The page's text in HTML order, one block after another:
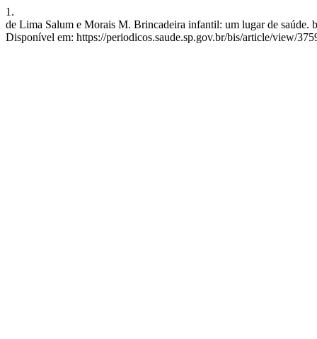
1.
de Lima Salum e Morais M. Brincadeira infantil: um lugar de saúde.
Disponível em: https://periodicos.saude.sp.gov.br/bis/article/view/